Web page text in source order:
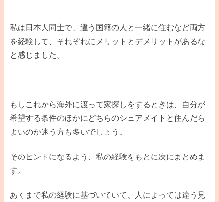
私は日本人同士で、違う国籍の人と一緒に住むなど両方
を経験して、それぞれにメリットとデメリットがあるな
と感じました。
もしこれから海外に渡って家探しをするときは、自分が
希望する条件のほかにどちらのシェアメイトと住んだら
よいのか迷う方も多いでしょう。
そのヒントになるよう、私の経験をもとに次にまとめま
す。
あくまで私の経験に基づいていて、人によっては違う見